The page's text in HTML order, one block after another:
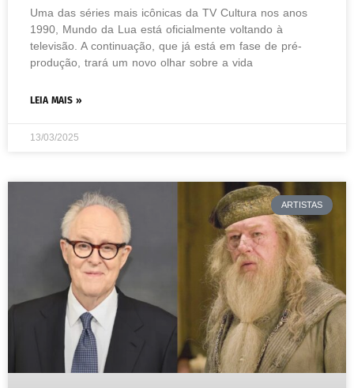
Uma das séries mais icônicas da TV Cultura nos anos
1990, Mundo da Lua está oficialmente voltando à
televisão. A continuação, que já está em fase de pré-
produção, trará um novo olhar sobre a vida
LEIA MAIS »
13/03/2025
ARTISTAS